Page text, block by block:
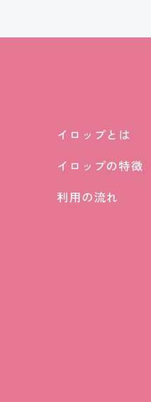
イロップとは
イロップの特徴
利用の流れ
利用の流れ